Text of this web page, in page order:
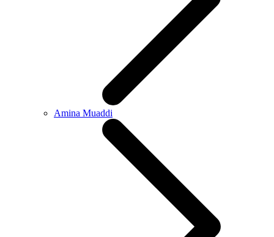
Amina Muaddi